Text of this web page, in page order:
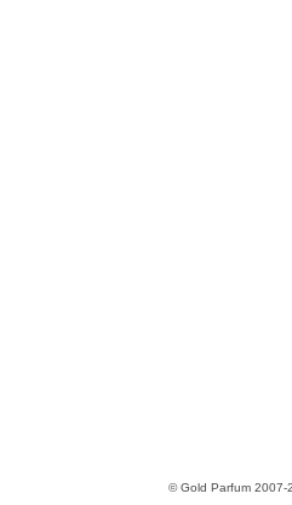
© Gold Parfum